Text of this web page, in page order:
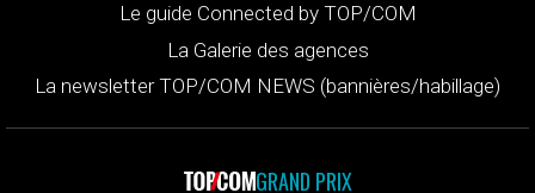
Le guide Connected by TOP/COM
La Galerie des agences
La newsletter TOP/COM NEWS (bannières/habillage)
GRAND PRIX